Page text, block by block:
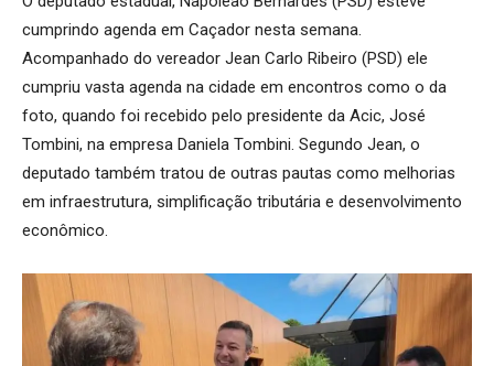
cumprindo agenda em Caçador nesta semana.
Acompanhado do vereador Jean Carlo Ribeiro (PSD) ele
cumpriu vasta agenda na cidade em encontros como o da
foto, quando foi recebido pelo presidente da Acic, José
Tombini, na empresa Daniela Tombini. Segundo Jean, o
deputado também tratou de outras pautas como melhorias
em infraestrutura, simplificação tributária e desenvolvimento
econômico.